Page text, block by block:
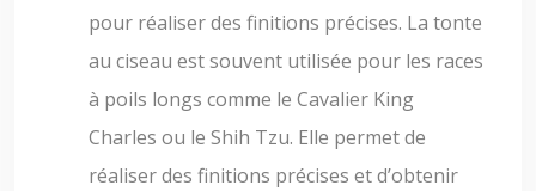
pour réaliser des finitions précises. La tonte
au ciseau est souvent utilisée pour les races
à poils longs comme le Cavalier King
Charles ou le Shih Tzu. Elle permet de
réaliser des finitions précises et d’obtenir